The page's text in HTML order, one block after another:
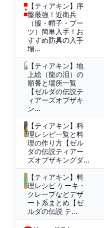
【ティアキン】序
盤最強！近衛兵
（服・帽子・ブー
ツ）簡単入手！お
すすめ防具の入手
場...
【ティアキン】地
上絵（龍の泪）の
順番と場所一覧
【ゼルダの伝説テ
ィアーズオブザキ
ン...
【ティアキン】料
理レシピ一覧と料
理の作り方【ゼル
ダの伝説ティアー
ズオブザキングダ...
【ティアキン】料
理レシピ ケーキ・
クレープなどデザ
ート系まとめ【ゼ
ルダの伝説 テ...